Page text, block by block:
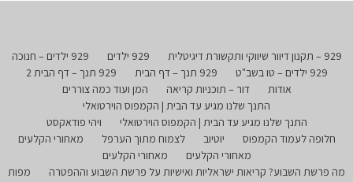
929 – תקנון דיוור שיווקי ותקשורת דיגיטלית 929 ילדים
929 ילדים – חנוכה
929 ילדים – טו בשב"ט
929 תנך – דף הבית
929 תנך – דף הבית 2
אודות
דור – תוכניות קריאה
המן ועוד כמה צוררים
התנך שלנו מגיע עד הבית | הקמפוס הוירטואלי
התנך שלנו מגיע עד הבית | הקמפוס הוירטואלי
ויהי פודאקסט
חלופה לעמוד הקמפוס
יוטיוב לצמוח מתוך הערפל
מאחורי הקלעים
מאחורי הקלעים
מאחורי הקלעים
מה פרשת השבוע? קריאות ישראליות ואישיות על פרשת השבוע וההפטרה
מפות